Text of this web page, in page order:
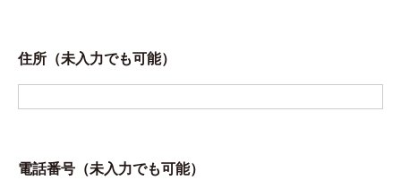
住所（未入力でも可能）
電話番号（未入力でも可能）